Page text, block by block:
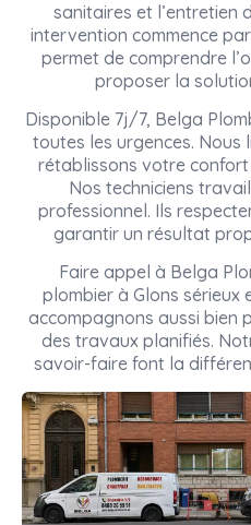
sanitaires et l’entretien
intervention commence
permet de comprendre
proposer la
Disponible 7j/7, Belga
toutes les urgences. Nous
rétablissons votre confort
Nos techniciens
professionnel. Ils
garantir un résultat
Faire appel à Belga
plombier à Glons sérieux
accompagnons aussi bien
des travaux planifiés.
savoir-faire font la